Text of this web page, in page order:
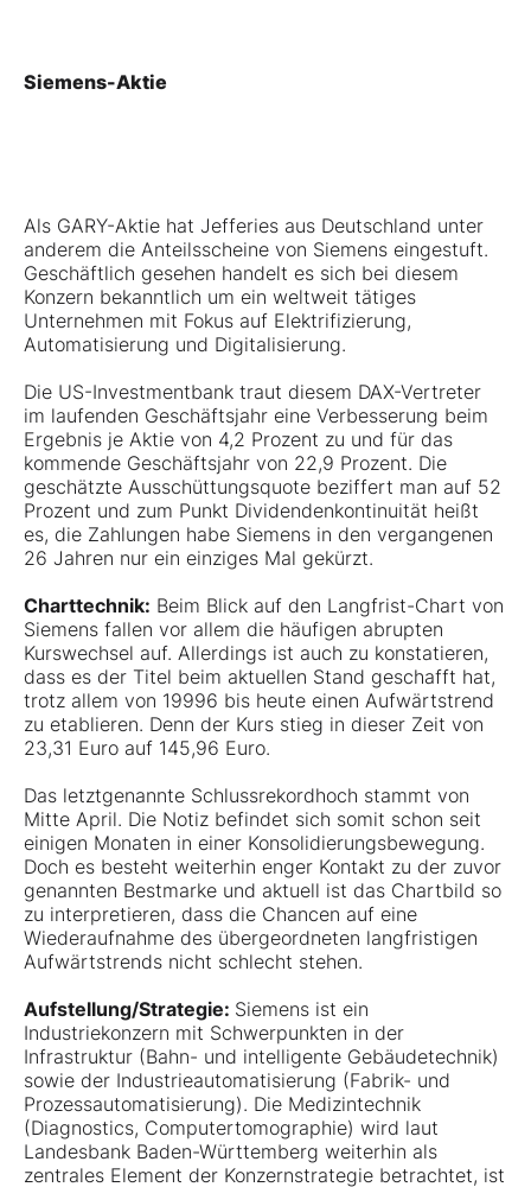
Siemens-Aktie
Als GARY-Aktie hat Jefferies aus Deutschland unter
anderem die Anteilsscheine von Siemens eingestuft.
Geschäftlich gesehen handelt es sich bei diesem
Konzern bekanntlich um ein weltweit tätiges
Unternehmen mit Fokus auf Elektrifizierung,
Automatisierung und Digitalisierung.
Die US-Investmentbank traut diesem DAX-Vertreter
im laufenden Geschäftsjahr eine Verbesserung beim
Ergebnis je Aktie von 4,2 Prozent zu und für das
kommende Geschäftsjahr von 22,9 Prozent. Die
geschätzte Ausschüttungsquote beziffert man auf 52
Prozent und zum Punkt Dividendenkontinuität heißt
es, die Zahlungen habe Siemens in den vergangenen
26 Jahren nur ein einziges Mal gekürzt.
Charttechnik: Beim Blick auf den Langfrist-Chart von
Siemens fallen vor allem die häufigen abrupten
Kurswechsel auf. Allerdings ist auch zu konstatieren,
dass es der Titel beim aktuellen Stand geschafft hat,
trotz allem von 19996 bis heute einen Aufwärtstrend
zu etablieren. Denn der Kurs stieg in dieser Zeit von
23,31 Euro auf 145,96 Euro.
Das letztgenannte Schlussrekordhoch stammt von
Mitte April. Die Notiz befindet sich somit schon seit
einigen Monaten in einer Konsolidierungsbewegung.
Doch es besteht weiterhin enger Kontakt zu der zuvor
genannten Bestmarke und aktuell ist das Chartbild so
zu interpretieren, dass die Chancen auf eine
Wiederaufnahme des übergeordneten langfristigen
Aufwärtstrends nicht schlecht stehen.
Aufstellung/Strategie: Siemens ist ein
Industriekonzern mit Schwerpunkten in der
Infrastruktur (Bahn- und intelligente Gebäudetechnik)
sowie der Industrieautomatisierung (Fabrik- und
Prozessautomatisierung). Die Medizintechnik
(Diagnostics, Computertomographie) wird laut
Landesbank Baden-Württemberg weiterhin als
zentrales Element der Konzernstrategie betrachtet, ist